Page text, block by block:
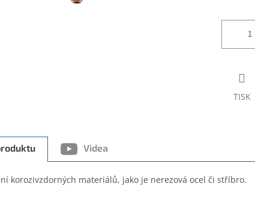
TISK
Videa
korozivzdorných materiálů, jako je nerezová ocel či stříbro.